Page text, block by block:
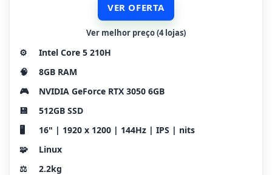
VER OFERTA
Ver melhor preço (4 lojas)
⚙️
Intel Core 5 210H
🧠
8GB RAM
🎮
NVIDIA GeForce RTX 3050 6GB
💾
512GB SSD
🖥️
16" | 1920 x 1200 | 144Hz | IPS | nits
🧩
Linux
⚖️
2.2kg